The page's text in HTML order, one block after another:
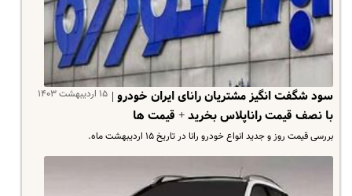
۱۵ اردیبهشت ۱۴۰۳ سود شگفت انگیز مشتریان رانای ایران خودرو |
با نصف قیمت راناپلاس بخرید + قیمت ها
بررسی قیمت روز و جدید انواع خودرو رانا در تاریخ ۱۵ اردیبهشت ماه.